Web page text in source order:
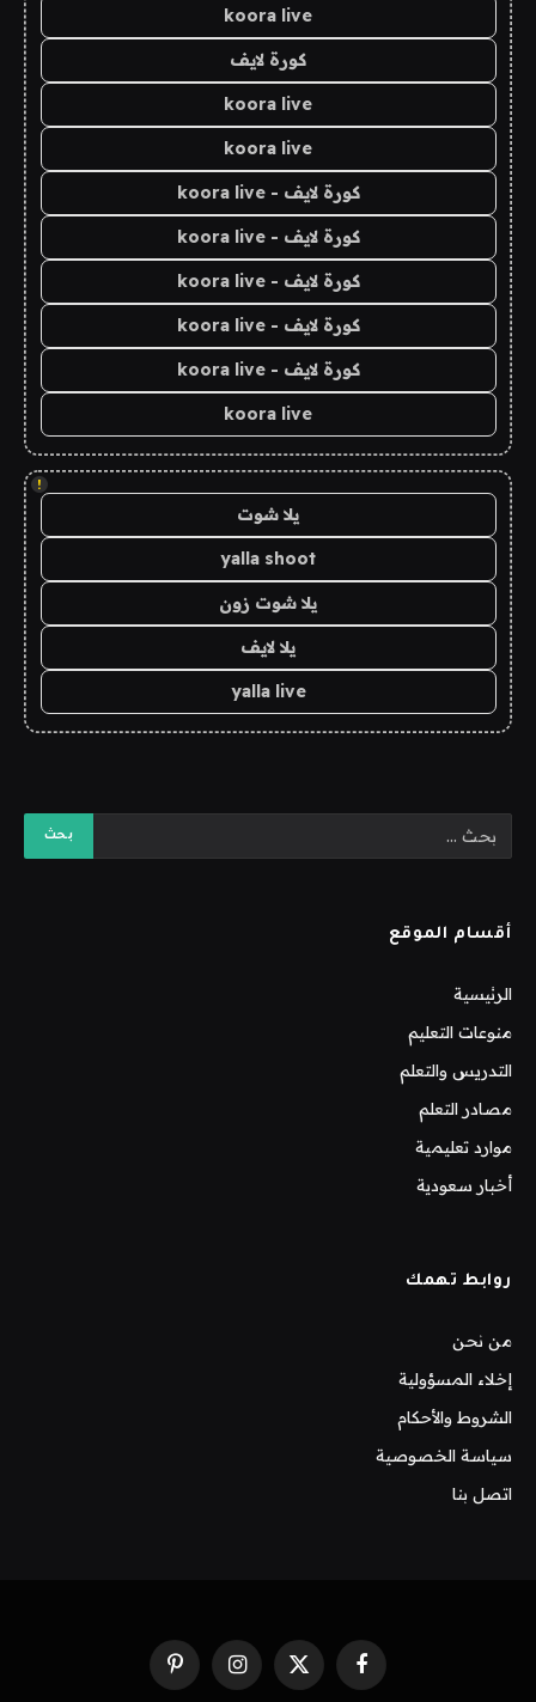
koora live
كورة لايف
koora live
koora live
كورة لايف - koora live
كورة لايف - koora live
كورة لايف - koora live
كورة لايف - koora live
كورة لايف - koora live
koora live
!
يلا شوت
yalla shoot
يلا شوت زون
يلا لايف
yalla live
أقسام الموقع
الرئيسية
منوعات التعليم
التدريس والتعلم
مصادر التعلم
موارد تعليمية
أخبار سعودية
روابط تهمك
من نحن
إخلاء المسؤولية
الشروط والأحكام
سياسة الخصوصية
اتصل بنا
فيسبوك X
(Twitter)
الانستغرامبينتيريست